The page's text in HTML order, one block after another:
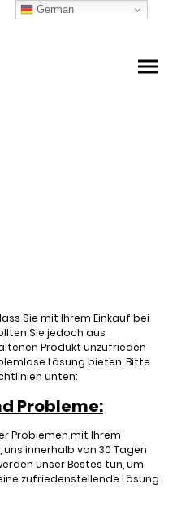
Sie mit Ihrem Einkauf bei
Sie jedoch aus
Produkt unzufrieden
Lösung bieten. Bitte
unten:
Probleme:
Problemen mit Ihrem
innerhalb von 30 Tagen
unser Bestes tun, um
zufriedenstellende Lösung
German